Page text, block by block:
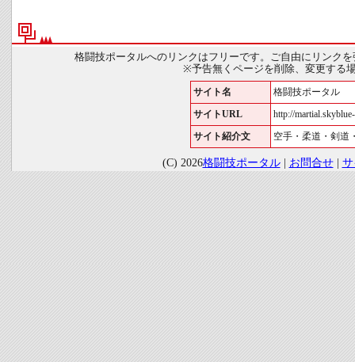
格闘技ポータルへのリンクはフリーです。ご自由にリンク
※予告無くページを削除、変更する
サイト名 格闘技ポータル
サイトURL http://
サイト紹介文 空手・柔道・剣道
(C) 2026格闘技ポータル| お問合せ|